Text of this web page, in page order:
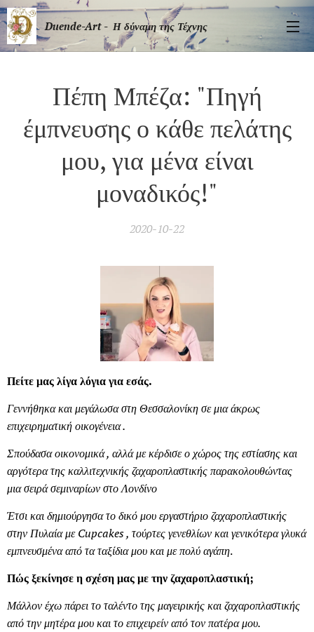
Duende-Art - Η δύναμη της Τέχνης
Πέπη Μπέζα: "Πηγή
έμπνευσης ο κάθε πελάτης
μου, για μένα είναι
μοναδικός!"
2020-10-22
Πείτε μας λίγα λόγια για εσάς.
Γεννήθηκα και μεγάλωσα στη Θεσσαλονίκη σε μια άκρως
επιχειρηματική οικογένεια .
Σπούδασα οικονομικά , αλλά με κέρδισε ο χώρος της εστίασης και
αργότερα της καλλιτεχνικής ζαχαροπλαστικής παρακολουθώντας
μια σειρά σεμιναρίων στο Λονδίνο
Έτσι και δημιούργησα το δικό μου εργαστήριο ζαχαροπλαστικής
στην Πυλαία με Cupcakes , τούρτες γενεθλίων και γενικότερα γλυκά
εμπνευσμένα από τα ταξίδια μου και με πολύ αγάπη.
Πώς ξεκίνησε η σχέση μας με την ζαχαροπλαστική;
Μάλλον έχω πάρει το ταλέντο της μαγειρικής και ζαχαροπλαστικής
από την μητέρα μου και το επιχειρείν από τον πατέρα μου.